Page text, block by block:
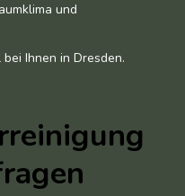
und
Ihnen in Dresden.